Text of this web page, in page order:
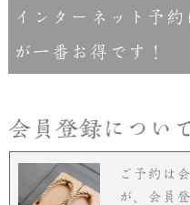
インターネット予
が一番お得です！
ご予約は
が、会員